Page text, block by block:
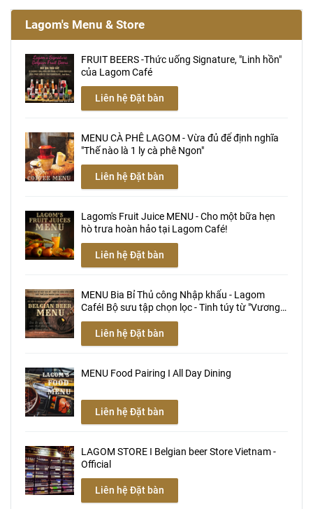
Lagom's Menu & Store
FRUIT BEERS -Thức uống Signature, "Linh hồn"
của Lagom Café
Liên hệ Đặt bàn
MENU CÀ PHÊ LAGOM - Vừa đủ để định nghĩa
"Thế nào là 1 ly cà phê Ngon"
Liên hệ Đặt bàn
Lagom's Fruit Juice MENU - Cho một bữa hẹn
hò trưa hoàn hảo tại Lagom Café!
Liên hệ Đặt bàn
MENU Bia Bỉ Thủ công Nhập khẩu - Lagom
CaféӀ Bộ sưu tập chọn lọc - Tinh túy từ "Vương
quốc Bỉ nghìn bia"...
Liên hệ Đặt bàn
MENU Food Pairing Ӏ All Day Dining
Liên hệ Đặt bàn
LAGOM STORE Ӏ Belgian beer Store Vietnam -
Official
Liên hệ Đặt bàn